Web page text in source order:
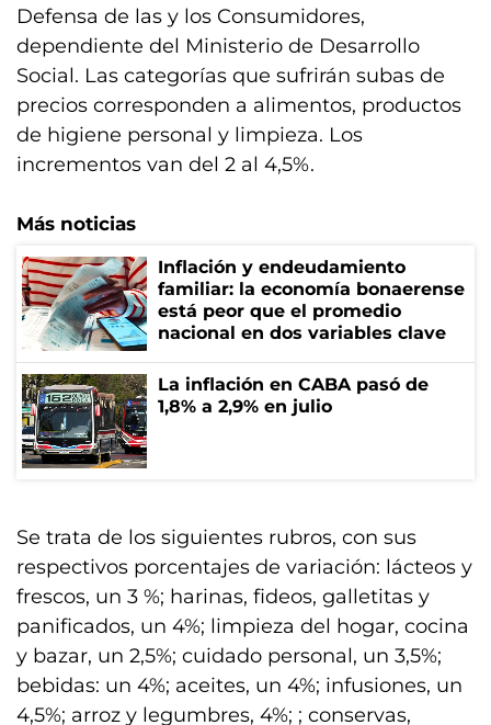
Defensa de las y los Consumidores,
dependiente del Ministerio de Desarrollo
Social. Las categorías que sufrirán subas de
precios corresponden a alimentos, productos
de higiene personal y limpieza. Los
incrementos van del 2 al 4,5%.
Más noticias
Inflación y endeudamiento
familiar: la economía bonaerense
está peor que el promedio
nacional en dos variables clave
La inflación en CABA pasó de
1,8% a 2,9% en julio
Se trata de los siguientes rubros, con sus
respectivos porcentajes de variación: lácteos y
frescos, un 3 %; harinas, fideos, galletitas y
panificados, un 4%; limpieza del hogar, cocina
y bazar, un 2,5%; cuidado personal, un 3,5%;
bebidas: un 4%; aceites, un 4%; infusiones, un
4,5%; arroz y legumbres, 4%; ; conservas,